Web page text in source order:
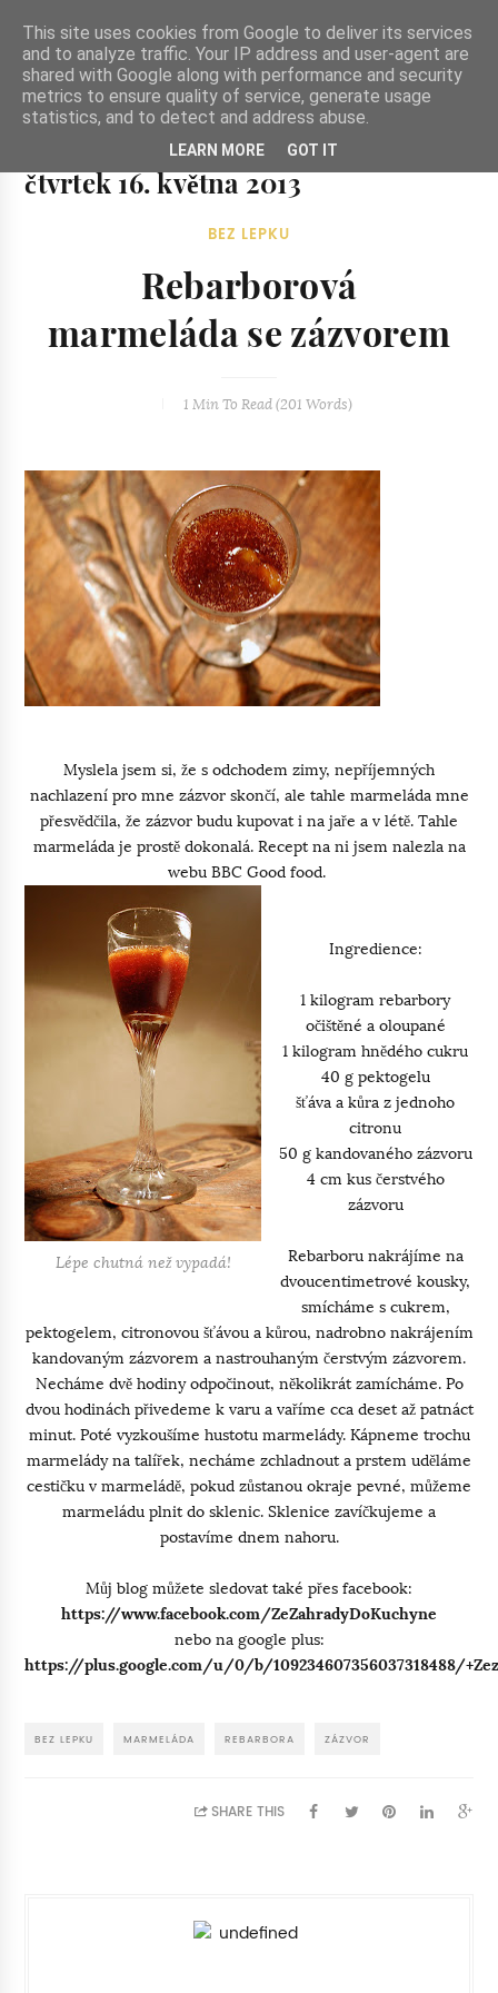
Ze zahrady do kuchyně
Ze zahrady do kuchyně...inspirativní vegetariánské recepty
a skvělé jídlo.
čtvrtek 16. května 2013
BEZ LEPKU
Rebarborová
marmeláda se zázvorem
1 Min To Read (201 Words)
Myslela jsem si, že s odchodem zimy, nepříjemných
nachlazení pro mne zázvor skončí, ale tahle marmeláda mne
přesvědčila, že zázvor budu kupovat i na jaře a v létě. Tahle
marmeláda je prostě dokonalá. Recept na ni jsem nalezla na
webu BBC Good food.
Lépe chutná než vypadá!
Ingredience:
1 kilogram rebarbory
očištěné a oloupané
1 kilogram hnědého cukru
40 g pektogelu
šťáva a kůra z jednoho
citronu
50 g kandovaného zázvoru
4 cm kus čerstvého
zázvoru
Rebarboru nakrájíme na
dvoucentimetrové kousky,
smícháme s cukrem,
pektogelem, citronovou šťávou a kůrou, nadrobno nakrájením
kandovaným zázvorem a nastrouhaným čerstvým zázvorem.
Necháme dvě hodiny odpočinout, několikrát zamícháme. Po
dvou hodinách přivedeme k varu a vaříme cca deset až patnáct
minut. Poté vyzkoušíme hustotu marmelády. Kápneme trochu
marmelády na talířek, necháme zchladnout a prstem uděláme
cestičku v marmeládě, pokud zůstanou okraje pevné, můžeme
marmeládu plnit do sklenic. Sklenice zavíčkujeme a
postavíme dnem nahoru.
Můj blog můžete sledovat také přes facebook:
https://www.facebook.com/ZeZahradyDoKuchyne
nebo na google plus:
https://plus.google.com/u/0/b/109234607356037318488/
BEZ LEPKU MARMELÁDA REBARBORA ZÁZVOR
SHARE THIS
This site uses cookies from Google to deliver its services
and to analyze traffic. Your IP address and user-agent are
shared with Google along with performance and security
metrics to ensure quality of service, generate usage
statistics, and to detect and address abuse.
LEARN MORE GOT IT